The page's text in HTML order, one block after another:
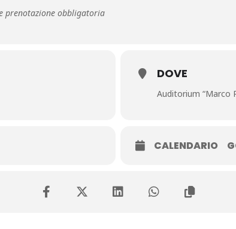
prenotazione obbligatoria
DOVE
Auditorium “Marco
CALENDARIO